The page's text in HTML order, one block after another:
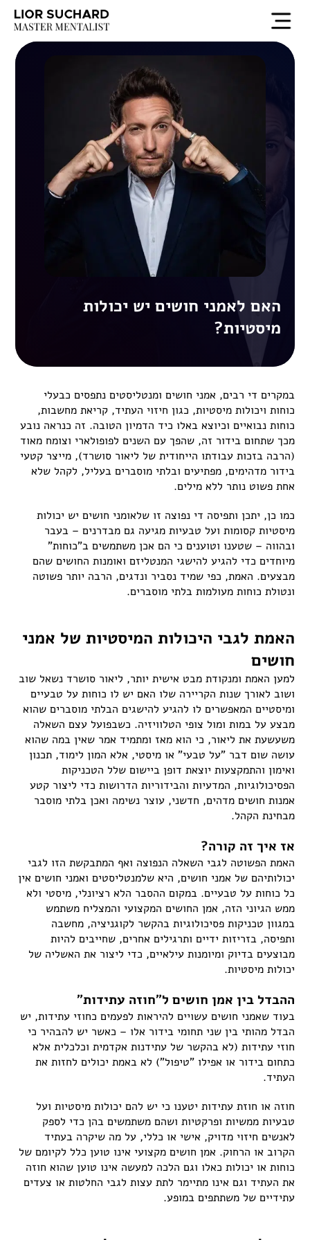
האם לאמני חושים יש יכולות
מיסטיות?
במקרים די רבים, אמני חושים ומנטליסטים נתפסים כבעלי
כוחות ויכולות מיסטיות, כגון חיזוי העתיד, קריאת מחשבות,
כוחות נבואיים וכיוצא באלו כיד הדמיון הטובה. זה כנראה נובע
מכך שתחום בידור זה, שהפך עם השנים לפופולארי וצומח מאוד
(הרבה בזכות עבודתו הייחודית של ליאור סושרד), מייצר קטעי
בידור מדהימים, מפתיעים ובלתי מוסברים בעליל, לקהל שלא
אחת פשוט נותר ללא מילים.
כמו כן, יתכן ותפיסה די נפוצה זו שלאומני חושים יש יכולות
מיסטיות קסומות ועל טבעיות מגיעה גם מבדרנים – בעבר
ובהווה – שטענו וטוענים כי הם אכן משתמשים ב"כוחות"
מיוחדים כדי להגיע להישגי המנטליזם ואומנות החושים שהם
מבצעים. האמת, כפי שמיד נסביר ונדגים, הרבה יותר פשוטה
ונטולת כוחות מעולמות בלתי מוסברים.
האמת לגבי היכולות המיסטיות של אמני
חושים
למען האמת ומנקודת מבט אישית יותר, ליאור סושרד נשאל שוב
ושוב לאורך שנות הקריירה שלו האם יש לו כוחות על טבעיים
ומיסטיים המאפשרים לו להגיע להישגים הבלתי מוסברים שהוא
מבצע על במות ומול צופי הטלוויזיה. כשבפועל עצם השאלה
משעשעת את ליאור, כי הוא מאז ומתמיד אמר שאין במה שהוא
עושה שום דבר "על טבעי" או מיסטי, אלא המון לימוד, תכנון
ואימון והתמקצעות יוצאת דופן ביישום שלל הטכניקות
הפסיכולוגיות, המדעיות והבידוריות הדרושות כדי ליצור קטע
אמנות חושים מדהים, חדשני, עוצר נשימה ואכן בלתי מוסבר
מבחינת הקהל.
אז איך זה קורה?
האמת הפשוטה לגבי השאלה הנפוצה ואף המתבקשת הזו לגבי
יכולותיהם של אמני חושים, היא שלמנטליסטים ואמני חושים אין
כל כוחות על טבעיים. במקום ההסבר הלא רציונלי, מיסטי ולא
ממש הגיוני הזה, אמן החושים המקצועי והמצליח משתמש
במגוון טכניקות פסיכולוגיות בהקשר לקוגניציה, מחשבה
ותפיסה, בזריזות ידיים ותרגילים אחרים, שחייבים להיות
מבוצעים בדיוק ומיומנות עילאיים, כדי ליצור את האשליה של
יכולות מיסטיות.
ההבדל בין אמן חושים ל"חוזה עתידות"
בעוד שאמני חושים עשויים להיראות לפעמים כחוזי עתידות, יש
הבדל מהותי בין שני תחומי בידור אלו – כאשר יש להבהיר כי
חוזי עתידות (לא בהקשר של עתידנות אקדמית וכלכלית אלא
כתחום בידור או אפילו "טיפול") לא באמת יכולים לחזות את
העתיד.
חוזה או חוזת עתידות יטענו כי יש להם יכולות מיסטיות ועל
טבעיות ממשיות ופרקטיות ושהם משתמשים בהן כדי לספק
לאנשים חיזוי מדויק, אישי או כללי, על מה שיקרה בעתיד
הקרוב או הרחוק. אמן חושים מקצועי אינו טוען כלל לקיומם של
כוחות או יכולות כאלו וגם הלכה למעשה אינו טוען שהוא חוזה
את העתיד וגם אינו מתיימר לתת עצות לגבי החלטות או צעדים
עתידיים של משתתפים במופע.